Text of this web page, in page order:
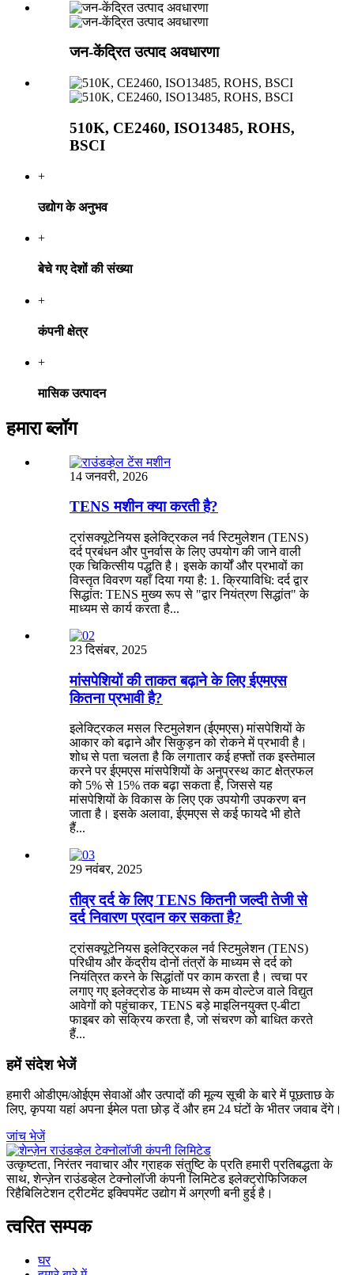
जन-केंद्रित उत्पाद अवधारणा
510K, CE2460, ISO13485, ROHS,
BSCI
+
उद्योग के अनुभव
+
बेचे गए देशों की संख्या
+
कंपनी क्षेत्र
+
मासिक उत्पादन
हमारा ब्लॉग
14 जनवरी, 2026
TENS मशीन क्या करती है?
ट्रांसक्यूटेनियस इलेक्ट्रिकल नर्व स्टिमुलेशन (TENS)
दर्द प्रबंधन और पुनर्वास के लिए उपयोग की जाने वाली
एक चिकित्सीय पद्धति है। इसके कार्यों और प्रभावों का
विस्तृत विवरण यहाँ दिया गया है: 1. क्रियाविधि: दर्द द्वार
सिद्धांत: TENS मुख्य रूप से "द्वार नियंत्रण सिद्धांत" के
माध्यम से कार्य करता है...
23 दिसंबर, 2025
मांसपेशियों की ताकत बढ़ाने के लिए ईएमएस
कितना प्रभावी है?
इलेक्ट्रिकल मसल स्टिमुलेशन (ईएमएस) मांसपेशियों के
आकार को बढ़ाने और सिकुड़न को रोकने में प्रभावी है।
शोध से पता चलता है कि लगातार कई हफ्तों तक इस्तेमाल
करने पर ईएमएस मांसपेशियों के अनुप्रस्थ काट क्षेत्रफल
को 5% से 15% तक बढ़ा सकता है, जिससे यह
मांसपेशियों के विकास के लिए एक उपयोगी उपकरण बन
जाता है। इसके अलावा, ईएमएस से कई फायदे भी होते
हैं...
29 नवंबर, 2025
तीव्र दर्द के लिए TENS कितनी जल्दी तेजी से
दर्द निवारण प्रदान कर सकता है?
ट्रांसक्यूटेनियस इलेक्ट्रिकल नर्व स्टिमुलेशन (TENS)
परिधीय और केंद्रीय दोनों तंत्रों के माध्यम से दर्द को
नियंत्रित करने के सिद्धांतों पर काम करता है। त्वचा पर
लगाए गए इलेक्ट्रोड के माध्यम से कम वोल्टेज वाले विद्युत
आवेगों को पहुंचाकर, TENS बड़े माइलिनयुक्त ए-बीटा
फाइबर को सक्रिय करता है, जो संचरण को बाधित करते
हैं...
हमें संदेश भेजें
हमारी ओडीएम/ओईएम सेवाओं और उत्पादों की मूल्य सूची के बारे में पूछताछ के
लिए, कृपया यहां अपना ईमेल पता छोड़ दें और हम 24 घंटों के भीतर जवाब देंगे।
जांच भेजें
उत्कृष्टता, निरंतर नवाचार और ग्राहक संतुष्टि के प्रति हमारी प्रतिबद्धता के
साथ, शेन्ज़ेन राउंडव्हेल टेक्नोलॉजी कंपनी लिमिटेड इलेक्ट्रोफिजिकल
रिहैबिलिटेशन ट्रीटमेंट इक्विपमेंट उद्योग में अग्रणी बनी हुई है।
त्वरित सम्पक
घर